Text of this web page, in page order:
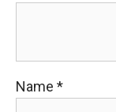
Name *